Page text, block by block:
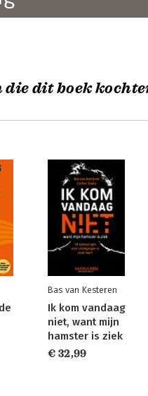
die dit boek
Bas van Kesteren
Ik kom vandaag
niet, want mijn
hamster is ziek
€ 32,99